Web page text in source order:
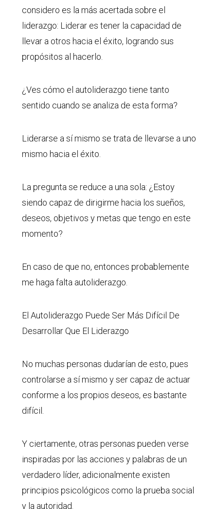
considero es la más acertada sobre el
liderazgo: Liderar es tener la capacidad de
llevar a otros hacia el éxito, logrando sus
propósitos al hacerlo.
¿Ves cómo el autoliderazgo tiene tanto
sentido cuando se analiza de esta forma?
Liderarse a sí mismo se trata de llevarse a uno
mismo hacia el éxito.
La pregunta se reduce a una sola: ¿Estoy
siendo capaz de dirigirme hacia los sueños,
deseos, objetivos y metas que tengo en este
momento?
En caso de que no, entonces probablemente
me haga falta autoliderazgo.
El Autoliderazgo Puede Ser Más Difícil De
Desarrollar Que El Liderazgo
No muchas personas dudarían de esto, pues
controlarse a sí mismo y ser capaz de actuar
conforme a los propios deseos, es bastante
difícil.
Y ciertamente, otras personas pueden verse
inspiradas por las acciones y palabras de un
verdadero líder, adicionalmente existen
principios psicológicos como la prueba social
y la autoridad.